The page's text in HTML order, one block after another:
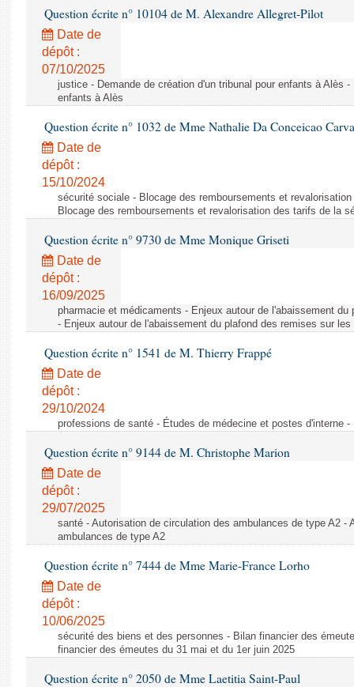
Question écrite n° 10104 de M. Alexandre Allegret-Pilot
Date de
dépôt :
07/10/2025
justice - Demande de création d'un tribunal pour enfants à Alès
enfants à Alès
Question écrite n° 1032 de Mme Nathalie Da Conceicao
Date de
dépôt :
15/10/2024
sécurité sociale - Blocage des remboursements et
Blocage des remboursements et revalorisation des tarifs de la
Question écrite n° 9730 de Mme Monique Griseti
Date de
dépôt :
16/09/2025
pharmacie et médicaments - Enjeux autour de l'abaissement
- Enjeux autour de l'abaissement du plafond des remises sur les
Question écrite n° 1541 de M. Thierry Frappé
Date de
dépôt :
29/10/2024
professions de santé - Études de médecine et postes d'interne
Question écrite n° 9144 de M. Christophe Marion
Date de
dépôt :
29/07/2025
santé - Autorisation de circulation des ambulances de type A2 -
ambulances de type A2
Question écrite n° 7444 de Mme Marie-France Lorho
Date de
dépôt :
10/06/2025
sécurité des biens et des personnes - Bilan financier des
financier des émeutes du 31 mai et du 1er juin 2025
Question écrite n° 2050 de Mme Laetitia Saint-Paul